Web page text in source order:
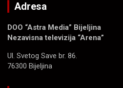
Adresa
DOO “Astra Media” Bijeljina
Nezavisna televizija “Arena”
Ul. Svetog Save br. 86.
76300 Bijeljina